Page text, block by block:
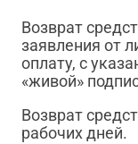
Возврат
заявления от
оплату, с
«живой»
Возврат
рабочих дней.